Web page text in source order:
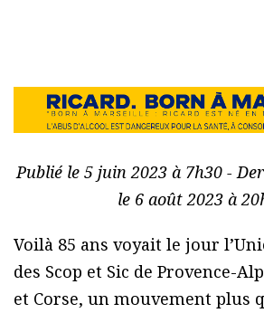
Publié le 5 juin 2023 à 7h30 -
le 6 août 2023 à
Voilà 85 ans voyait le jour
des Scop et Sic de Provence-
et Corse, un mouvement plus